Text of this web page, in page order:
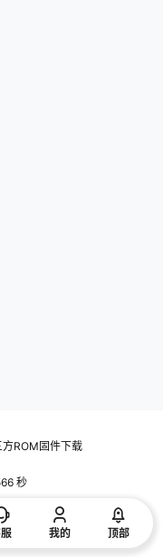
ROM固件下载
秒
我的 顶部